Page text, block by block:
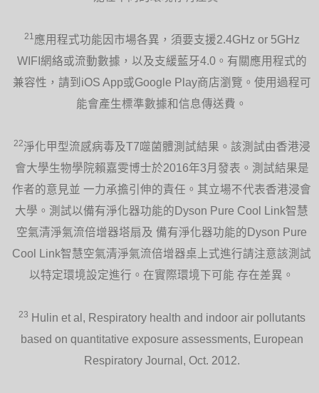
21 應用程式功能因市場各異，須要支援2.4GHz or 5GHz
WIFI網絡或流動數據，以及支緩藍牙4.0。有關應用程式的
兼容性，請到iOS App或Google Play商店瀏覽。使用過程可
能會產生標準數據和信息傳送費。
22淨化甲型流感病毒及T7噬菌體測試結果。該測試由香港浸
會大學生物學院賴嘉雯博士於2016年3月發表。測試結果是
作者的意見並 一力承擔引伸的責任。其立場不代表香港浸會
大學。測試以備有淨化器功能的Dyson Pure Cool Link智慧
空氣清淨氣流倍增器塔扇及 備有淨化器功能的Dyson Pure
Cool Link智慧空氣清淨氣流倍增器桌上式進行請注意該測試
以特定環境設定進行。在實際環境下可能 存在差異。
23
Hulin et al, Respiratory health and indoor air pollutants
based on quantitative exposure assessments, European
Respiratory Journal, Oct. 2012.